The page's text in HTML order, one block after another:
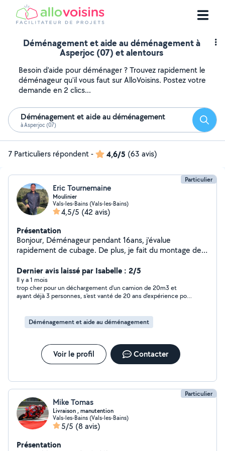
Déménagement et aide au déménagement à
Asperjoc (07) et alentours
Besoin d'aide pour déménager ? Trouvez rapidement le
déménageur qu'il vous faut sur AlloVoisins. Postez votre
demande en 2 clics...
Déménagement et aide au déménagement
à Asperjoc (07)
7 Particuliers répondent- 4,6/5 (63 avis)
Particulier
Eric Tournemaine
Moulinier
Vals-les-Bains (Vals-les-Bains)
4,5/5 (42 avis)
Présentation
Bonjour, Déménageur pendant 16ans, j'évalue
rapidement de cubage. De plus, je fait du montage de
peinture, de la tapisserie, nettoyage extérieur,
préparation et entretien du jardin, sérieux et attentif à
toutes les demandes.
Dernier avis laissé par Isabelle : 2/5
Il y a 1 mois
trop cher pour un déchargement d'un camion de 20m3 et
ayant déjà 3 personnes, s'est vanté de 20 ans d'expérience pour
Déménagement et aide au déménagement
Voir le profil Contacter
Particulier
Mike Tomas
Livraison , manutention
Vals-les-Bains (Vals-les-Bains)
5/5 (8 avis)
Présentation